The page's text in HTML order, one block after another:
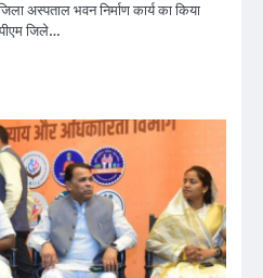
अस्पताल भवन निर्माण कार्य का किया
जिले…